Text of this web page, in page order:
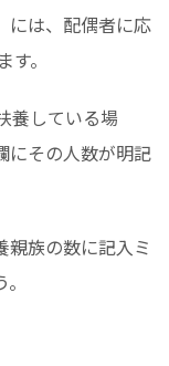
には、配偶者に応
。
養している場
にその人数が明記
親族の数に記入ミ